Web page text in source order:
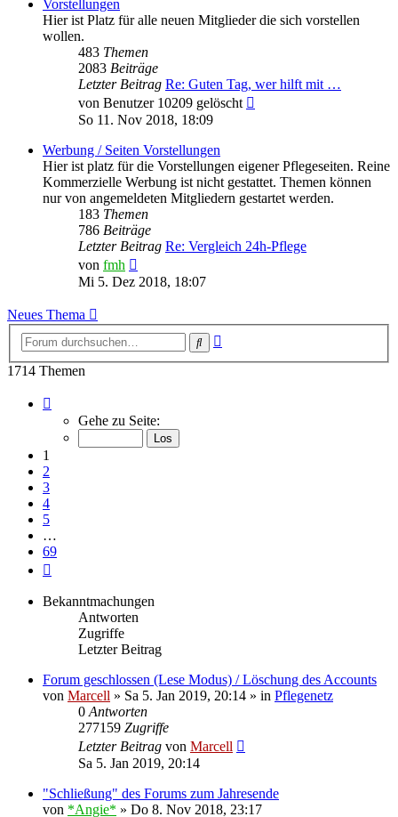
Vorstellungen
Hier ist Platz für alle neuen Mitglieder die sich vorstellen
wollen.
483 Themen
2083 Beiträge
Letzter Beitrag Re: Guten Tag, wer hilft mit …
von Benutzer 10209 gelöscht
So 11. Nov 2018, 18:09
Werbung / Seiten Vorstellungen
Hier ist platz für die Vorstellungen eigener Pflegeseiten. Reine
Kommerzielle Werbung ist nicht gestattet. Themen können
nur von angemeldeten Mitgliedern gestartet werden.
183 Themen
786 Beiträge
Letzter Beitrag Re: Vergleich 24h-Pflege
von fmh
Beitrag
Mi 5. Dez 2018, 18:07
Neues Thema
Suche
1714 Themen
von
Gehe zu Seite:
1
2
3
4
5
…
69
Bekanntmachungen
Antworten
Zugriffe
Letzter Beitrag
Forum geschlossen (Lese Modus) / Löschung des Accounts
von Marcell » Sa 5. Jan 2019, 20:14 » in Pflegenetz
0 Antworten
277159 Zugriffe
Letzter Beitrag von Marcell
Sa 5. Jan 2019, 20:14
"Schließung" des Forums zum Jahresende
von *Angie* » Do 8. Nov 2018, 23:17